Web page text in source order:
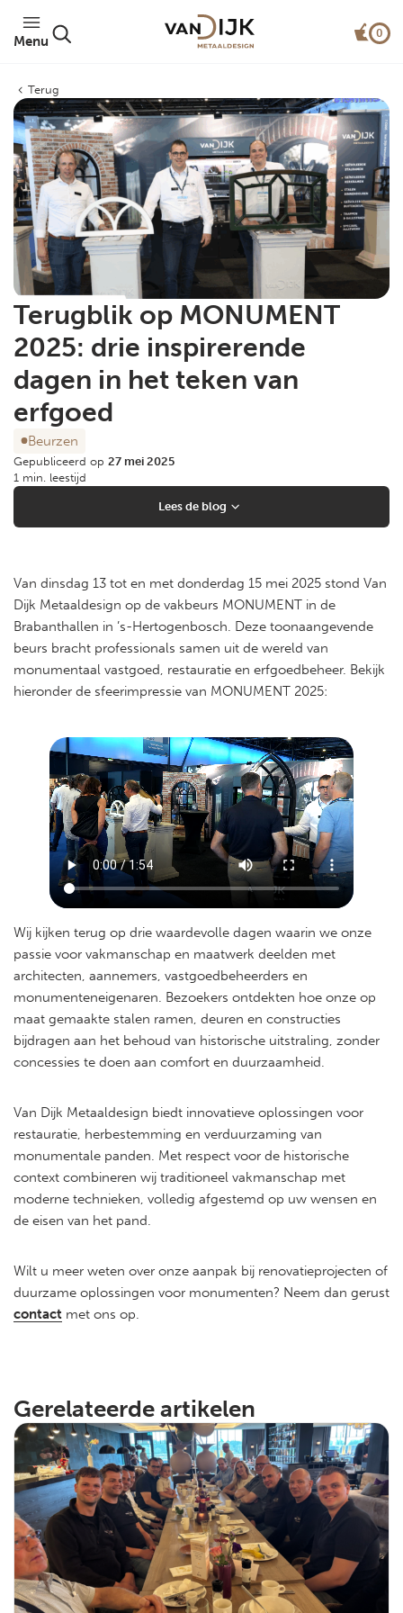
Menu
0
Terugblik op MONUMENT
2025: drie inspirerende
dagen in het teken van
erfgoed
Beurzen
Gepubliceerd op 27 mei 2025
1 min. leestijd
Lees de blog
Terug
Van dinsdag 13 tot en met donderdag 15 mei 2025 stond Van
Dijk Metaaldesign op de vakbeurs MONUMENT in de
Brabanthallen in ’s-Hertogenbosch. Deze toonaangevende
beurs bracht professionals samen uit de wereld van
monumentaal vastgoed, restauratie en erfgoedbeheer. Bekijk
hieronder de sfeerimpressie van MONUMENT 2025:
Wij kijken terug op drie waardevolle dagen waarin we onze
passie voor vakmanschap en maatwerk deelden met
architecten, aannemers, vastgoedbeheerders en
monumenteneigenaren. Bezoekers ontdekten hoe onze op
maat gemaakte stalen ramen, deuren en constructies
bijdragen aan het behoud van historische uitstraling, zonder
concessies te doen aan comfort en duurzaamheid.
Van Dijk Metaaldesign biedt innovatieve oplossingen voor
restauratie, herbestemming en verduurzaming van
monumentale panden. Met respect voor de historische
context combineren wij traditioneel vakmanschap met
moderne technieken, volledig afgestemd op uw wensen en
de eisen van het pand.
Wilt u meer weten over onze aanpak bij renovatieprojecten of
duurzame oplossingen voor monumenten? Neem dan gerust
contact met ons op.
Gerelateerde artikelen